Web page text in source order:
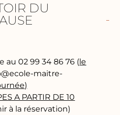
DU
au 02 99 34 86 76 ( le
maitre-
A PARTIR DE 10
à la réservation)